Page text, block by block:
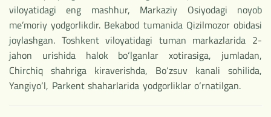
viloyatidagi eng mashhur, Markaziy Osiyodagi noyob
me’moriy yodgorlikdir. Bekabod tumanida Qizilmozor obidasi
joylashgan. Toshkent viloyatidagi tuman markazlarida 2-
jahon urishida halok bo‘lganlar xotirasiga, jumladan,
Chirchiq shahriga kiraverishda, Bo‘zsuv kanali sohilida,
Yangiyo‘l, Parkent shaharlarida yodgorliklar o‘rnatilgan.